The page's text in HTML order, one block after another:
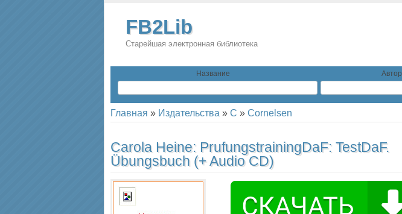
FB2Lib
Старейшая электронная библиотека
Название Автор
Главная » Издательства » C » Cornelsen
Carola Heine: PrufungstrainingDaF: TestDaF.
Übungsbuch (+ Audio CD)